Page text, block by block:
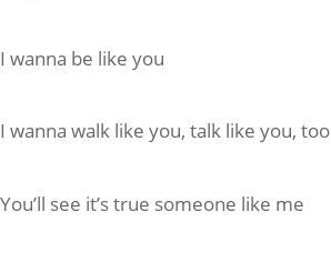
I wanna be like you
I wanna walk like you, talk like you, too
You’ll see it’s true someone like me